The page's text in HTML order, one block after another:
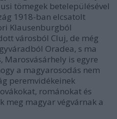
tömegek betelepülésével
1918-ban elcsatolt
Klausenburgból
városból Cluj, de még
Oradea, s ma
Marosvásárhely is egyre
a magyarosodás nem
peremvidékeinek
románokat és
meg magyar végvárnak a